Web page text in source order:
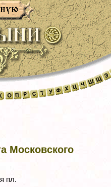
Московского
пл.